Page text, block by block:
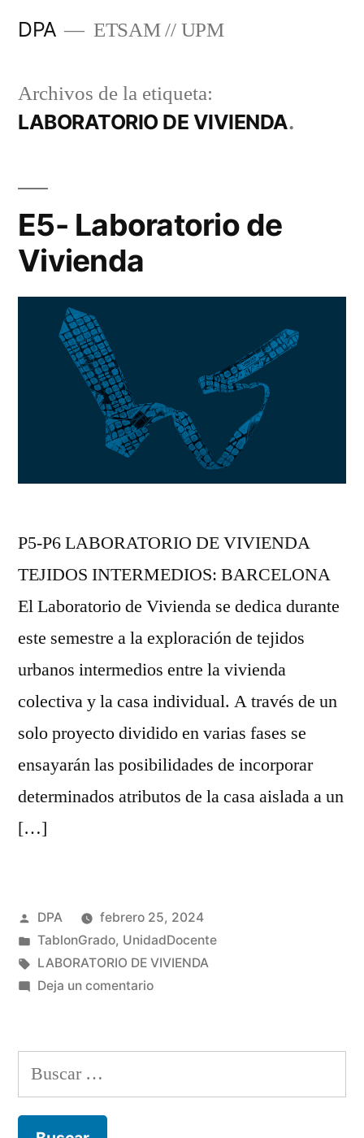
DPA ETSAM // UPM
Archivos de la etiqueta:
LABORATORIO DE VIVIENDA
E5- Laboratorio de
Vivienda
P5-P6 LABORATORIO DE VIVIENDA
TEJIDOS INTERMEDIOS: BARCELONA
El Laboratorio de Vivienda se dedica durante
este semestre a la exploración de tejidos
urbanos intermedios entre la vivienda
colectiva y la casa individual. A través de un
solo proyecto dividido en varias fases se
ensayarán las posibilidades de incorporar
determinados atributos de la casa aislada a un
[…]
Publicado
por
DPA
febrero 25, 2024
Publicado
en
TablonGrado, UnidadDocente
Etiquetas:
LABORATORIO DE VIVIENDA
Deja un comentarioen
de
Buscar: